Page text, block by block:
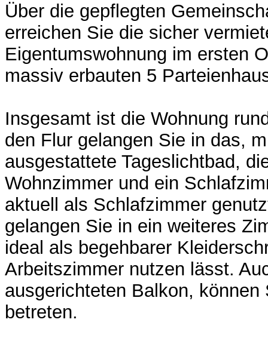
Über die gepflegten
erreichen Sie die sicher
Eigentumswohnung im ersten
massiv erbauten 5
Insgesamt ist die Wohnung
den Flur gelangen Sie in das,
ausgestattete Tageslichtbad,
Wohnzimmer und ein
aktuell als Schlafzimmer
gelangen Sie in ein weiteres
ideal als begehbarer
Arbeitszimmer nutzen lässt.
ausgerichteten Balkon, können
betreten.